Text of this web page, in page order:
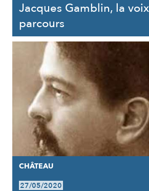
Jacques Gamblin, la
parcours
CHÂTEAU
27/05/2020